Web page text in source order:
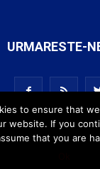
URMARESTE-
to ensure that
website. If you
that you are